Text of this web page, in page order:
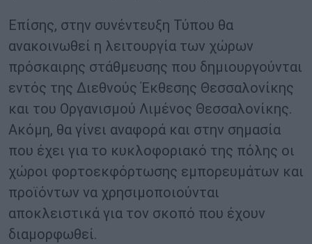
Επίσης, στην συνέντευξη Τύπου θα
ανακοινωθεί η λειτουργία των χώρων
πρόσκαιρης στάθμευσης που δημιουργούνται
εντός της Διεθνούς Έκθεσης Θεσσαλονίκης
και του Οργανισμού Λιμένος Θεσσαλονίκης.
Ακόμη, θα γίνει αναφορά και στην σημασία
που έχει για το κυκλοφοριακό της πόλης οι
χώροι φορτοεκφόρτωσης εμπορευμάτων και
προϊόντων να χρησιμοποιούνται
αποκλειστικά για τον σκοπό που έχουν
διαμορφωθεί.